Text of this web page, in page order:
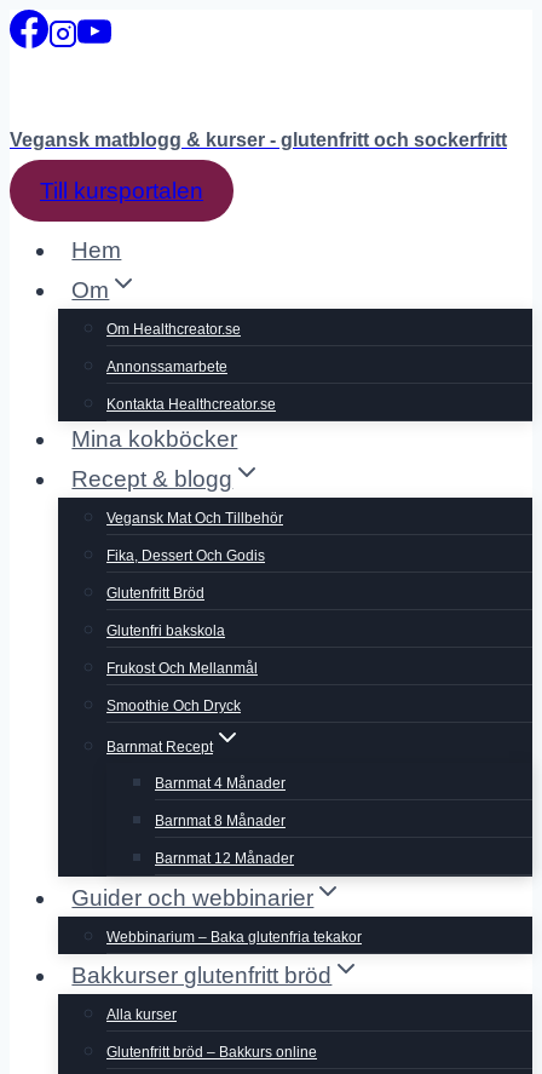
Skip
Vegansk matblogg & kurser - glutenfritt och sockerfritt
Till kursportalen
Hem
Om
Om Healthcreator.se
Annonssamarbete
Kontakta Healthcreator.se
Mina kokböcker
Recept & blogg
Vegansk Mat Och Tillbehör
Fika, Dessert Och Godis
Glutenfritt Bröd
Glutenfri bakskola
Frukost Och Mellanmål
Smoothie Och Dryck
Barnmat Recept
Barnmat 4 Månader
Barnmat 8 Månader
Barnmat 12 Månader
Guider och webbinarier
Webbinarium – Baka glutenfria tekakor
Bakkurser glutenfritt bröd
Alla kurser
Glutenfritt bröd – Bakkurs online